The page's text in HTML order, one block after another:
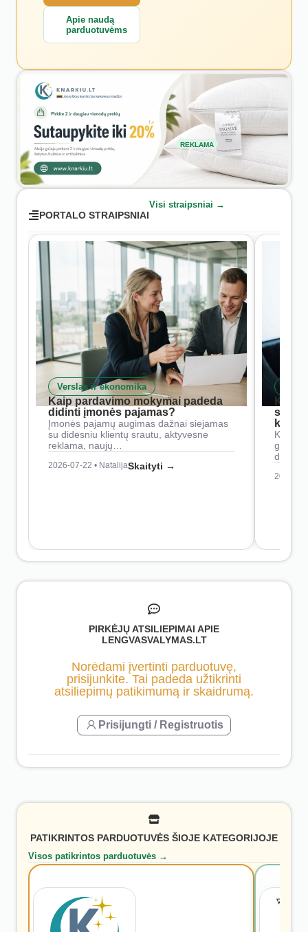
Apie naudą
parduotuvėms
REKLAMA
PORTALO STRAIPSNIAI
Visi straipsniai →
Verslas ir ekonomika
Kaip pardavimo mokymai padeda
didinti įmonės pajamas?
Įmonės pajamų augimas dažnai siejamas
su didesniu klientų srautu, aktyvesne
reklama, naujų…
2026-07-22 • NatalijaSkaityti →
Kaip
2026-
PIRKĖJŲ ATSILIEPIMAI APIE
LENGVASVALYMAS.LT
Norėdami įvertinti parduotuvę,
prisijunkite. Tai padeda užtikrinti
atsiliepimų patikimumą ir skaidrumą.
Prisijungti / Registruotis
PATIKRINTOS PARDUOTUVĖS ŠIOJE KATEGORIJOJE
Visos patikrintos parduotuvės →